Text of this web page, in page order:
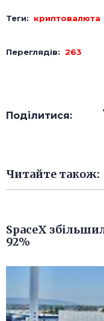
Теги: криптовалюта
Переглядів: 263
Поділитися:
Читайте також:
SpaceX
92%